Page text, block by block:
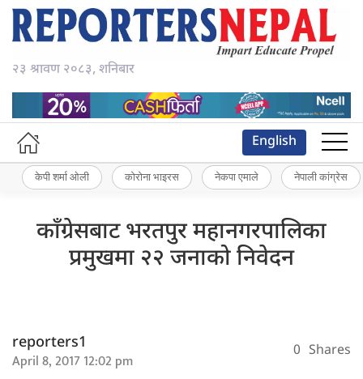
२३ श्रावण २०८३, शनिबार
English
केपी शर्मा ओली कोरोना भाइरस नेकपा एमाले नेपाली कांग्रेस
काँग्रेसबाट भरतपुर महानगरपालिका
प्रमुखमा २२ जनाको निवेदन
reporters1
April 8, 2017 12:02 pm 0 Shares